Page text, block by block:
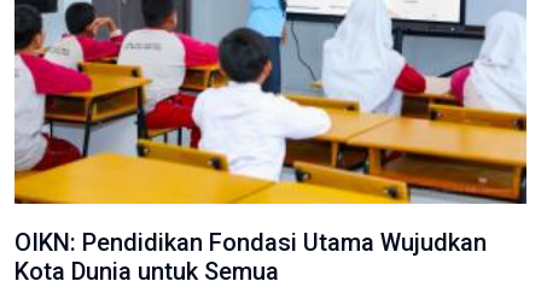
OIKN: Pendidikan Fondasi Utama Wujudkan
Kota Dunia untuk Semua